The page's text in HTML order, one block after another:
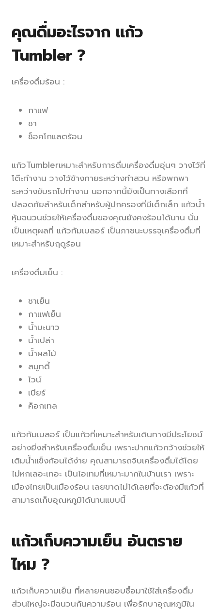
คุณดื่มอะไรจาก แก้ว
Tumbler ?
เครื่องดื่มร้อน :
กาแฟ
ชา
ช็อคโกแลตร้อน
แก้วTumblerเหมาะสำหรับการดื่มเครื่องดื่มอุ่นๆ วางไว้ที่
โต๊ะทำงาน วางไว้ข้างกายระหว่างทำสวน หรือพกพา
ระหว่างขับรถไปทำงาน นอกจากนี้ยังเป็นทางเลือกที่
ปลอดภัยสำหรับเด็กสำหรับผู้ปกครองที่มีเด็กเล็ก แก้วน้ำ
หุ้มฉนวนช่วยให้เครื่องดื่มของคุณยังคงร้อนได้นาน นั่น
เป็นเหตุผลที่ แก้วทัมเบลอร์ เป็นภาชนะบรรจุเครื่องดื่มที่
เหมาะสำหรับฤดูร้อน
เครื่องดื่มเย็น :
ชาเย็น
กาแฟเย็น
น้ำมะนาว
น้ำเปล่า
น้ำผลไม้
สมูทตี้
ไวน์
เบียร์
ค็อกเทล
แก้วทัมเบลอร์ เป็นแก้วที่เหมาะสำหรับเดินทางมีประโยชน์
อย่างยิ่งสำหรับเครื่องดื่มเย็น เพราะปากแก้วกว้างช่วยให้
เติมน้ำแข็งก้อนได้ง่าย คุณสามารถจิบเครื่องดื่มได้โดย
ไม่หกเลอะเทอะ เป็นไอเทมที่เหมาะมากในบ้านเรา เพราะ
เมืองไทยเป็นเมืองร้อน เลยขาดไม่ได้เลยที่จะต้องมีแก้วที่
สามารถเก็บอุณหภูมิได้นานแบบนี้
แก้วเก็บความเย็น อันตราย
ไหม ?
แก้วเก็บความเย็น ที่หลายคนชอบซื้อมาใช้ใส่เครื่องดื่ม
ส่วนใหญ่จะมีฉนวนกันความร้อน เพื่อรักษาอุณหภูมิใน